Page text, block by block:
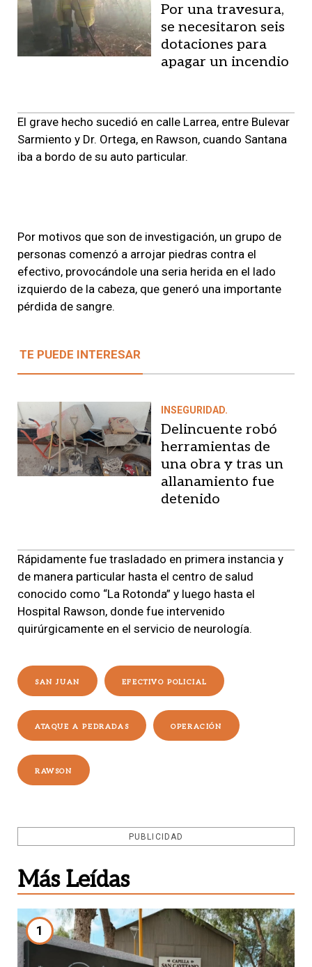
Por una travesura,
se necesitaron seis
dotaciones para
apagar un incendio
El grave hecho sucedió en calle Larrea, entre Bulevar
Sarmiento y Dr. Ortega, en Rawson, cuando Santana
iba a bordo de su auto particular.
Por motivos que son de investigación, un grupo de
personas comenzó a arrojar piedras contra el
efectivo, provocándole una seria herida en el lado
izquierdo de la cabeza, que generó una importante
pérdida de sangre.
TE PUEDE INTERESAR
INSEGURIDAD.
Delincuente robó
herramientas de
una obra y tras un
allanamiento fue
detenido
Rápidamente fue trasladado en primera instancia y
de manera particular hasta el centro de salud
conocido como “La Rotonda” y luego hasta el
Hospital Rawson, donde fue intervenido
quirúrgicamente en el servicio de neurología.
SAN JUAN EFECTIVO POLICIAL
ATAQUE A PEDRADAS OPERACIÓN
RAWSON
PUBLICIDAD
Más Leídas
1